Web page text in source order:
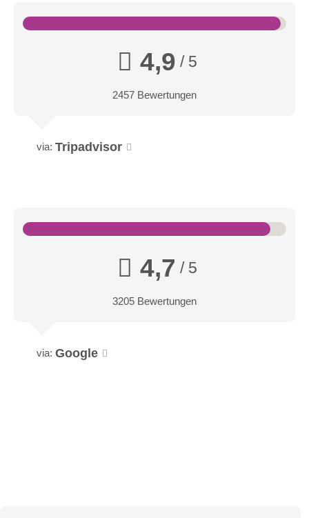
4,9 / 5
2457 Bewertungen
via: Tripadvisor
4,7 / 5
3205 Bewertungen
via: Google